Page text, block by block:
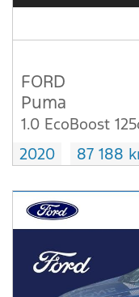
FORD
Puma
1.0 EcoBoost
2020
87 188